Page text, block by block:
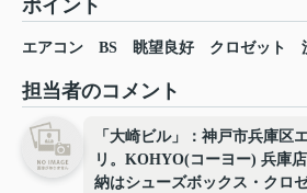
ポイント
エアコン BS 眺望良好 クロゼット
担当者のコメント
「大崎ビル」：神戸市兵庫区
リ。KOHYO(コーヨー) 兵庫
納はシューズボックス・クロ